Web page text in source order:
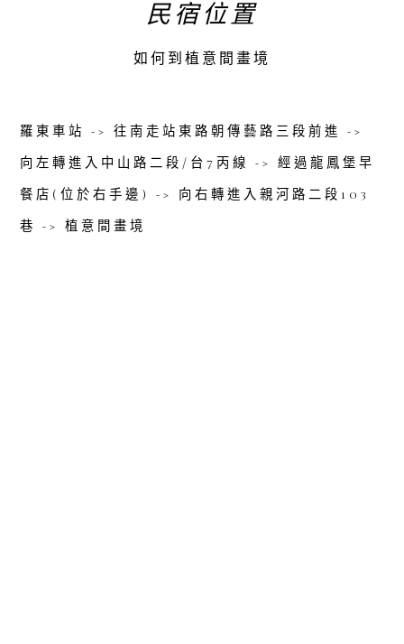
民宿位置
如何到植意間畫境
羅東車站 -> 往南走站東路朝傳藝路三段前進 ->
向左轉進入中山路二段/台7丙線 -> 經過龍鳳堡早
餐店(位於右手邊) -> 向右轉進入親河路二段103
巷 -> 植意間畫境